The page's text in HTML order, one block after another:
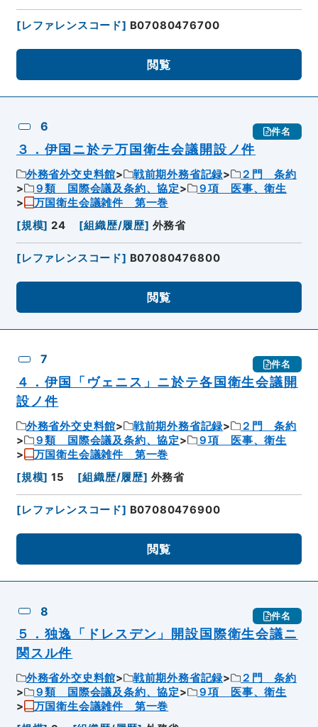
[レファレンスコード] B07080476700
閲覧
6 件名
３．伊国ニ於テ万国衛生会議開設ノ件
外務省外交史料館 戦前期外務省記録
２門 条約
９類 国際会議及条約、協定
９項 医事、衛生
万国衛生会議雑件 第一巻
[規模] 24 [組織歴/履歴] 外務省
[レファレンスコード] B07080476800
閲覧
7 件名
４．伊国「ヴェニス」ニ於テ各国衛生会議開
設ノ件
外務省外交史料館 戦前期外務省記録
２門 条約
９類 国際会議及条約、協定
９項 医事、衛生
万国衛生会議雑件 第一巻
[規模] 15 [組織歴/履歴] 外務省
[レファレンスコード] B07080476900
閲覧
8 件名
５．独逸「ドレスデン」開設国際衛生会議ニ
関スル件
外務省外交史料館 戦前期外務省記録
２門 条約
９類 国際会議及条約、協定
９項 医事、衛生
万国衛生会議雑件 第一巻